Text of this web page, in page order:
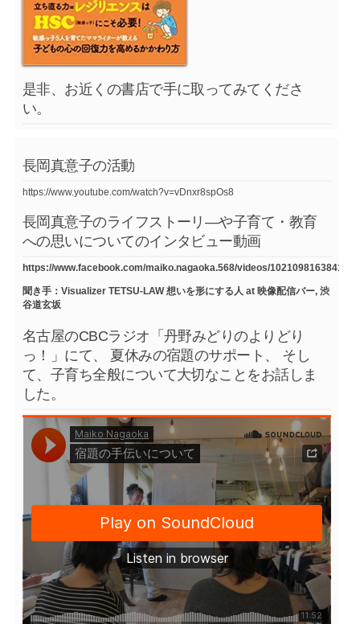
是非、お近くの書店で手に取ってみてくださ
い。
長岡真意子の活動
https://www.youtube.com/watch?v=vDnxr8spOs8
長岡真意子のライフストーリ―や子育て・教育
への思いについてのインタビュー動画
https://www.facebook.com/maiko.nagaoka.568/videos/
聞き手：Visualizer TETSU-LAW 想いを形にする人 at 映像配信バー, 渋
谷道玄坂
名古屋のCBCラジオ「丹野みどりのよりどり
っ！」にて、 夏休みの宿題のサポート、 そし
て、子育ち全般について大切なことをお話しま
した。